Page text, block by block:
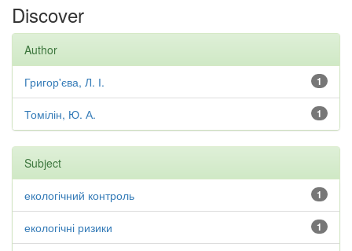
Discover
Author
1
Григор'єва, Л. І.
1
Томілін, Ю. А.
Subject
1
екологічний контроль
1
екологічні ризики